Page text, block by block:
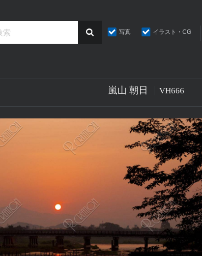
写真 イラスト・CG
嵐山 朝日 VH666